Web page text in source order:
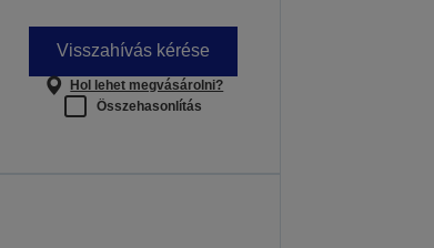
Visszahívás kérése
Hol lehet megvásárolni?
Összehasonlítás